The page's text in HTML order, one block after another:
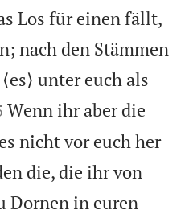
Los für einen fällt,
nach den Stämmen
unter euch als
Wenn ihr aber die
nicht vor euch her
die, die ihr von
Dornen in euren